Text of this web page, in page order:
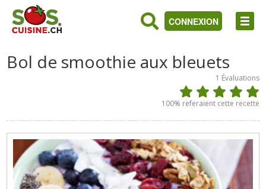
CONNEXION
Bol de smoothie aux bleuets
1 Évaluations
100% referaient cette recette